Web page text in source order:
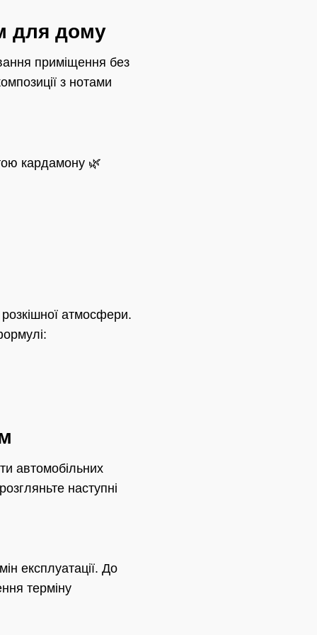
для дому
приміщення без
з нотами
кардамону 🌿
атмосфери.
автомобільних
наступні
експлуатації. До
терміну